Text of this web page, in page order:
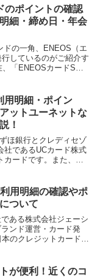
オートチャージのご利
のポイントの確認
細・締め日・年会
ドの一角、ENEOS（エ
しているのがご紹介す
「ENEOSカードS」
用明細・ポイン
ットユーネットな
！
ほ銀行とクレディセゾ
社であるUCカード株式
ードです。また、特
るショッピングモール
モー...
用明細の確認やポ
ついて
ある株式会社ジェーシ
ンド運営・カード発
のクレジットカードの
が便利！近くのコ